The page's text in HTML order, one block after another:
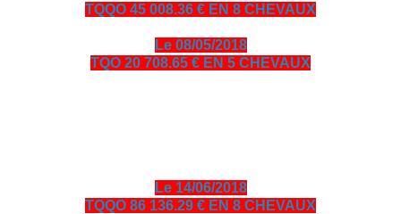
TQQO 45 008.36 € EN 8 CHEVAUX
Le 08/05/2018
TQO 20 708.65 € EN 5 CHEVAUX
Le 14/06/2018
TQQO 86 136.29 € EN 8 CHEVAUX